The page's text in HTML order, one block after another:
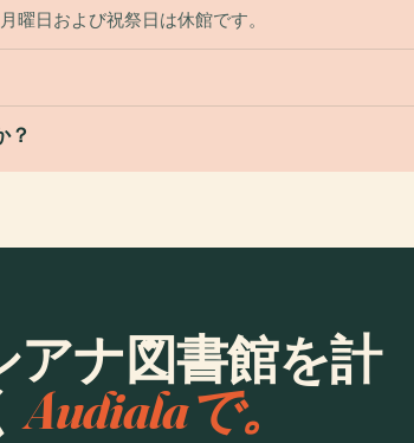
曜日および祝祭日は休館です。
？
アナ図書館を計
Audialaで。